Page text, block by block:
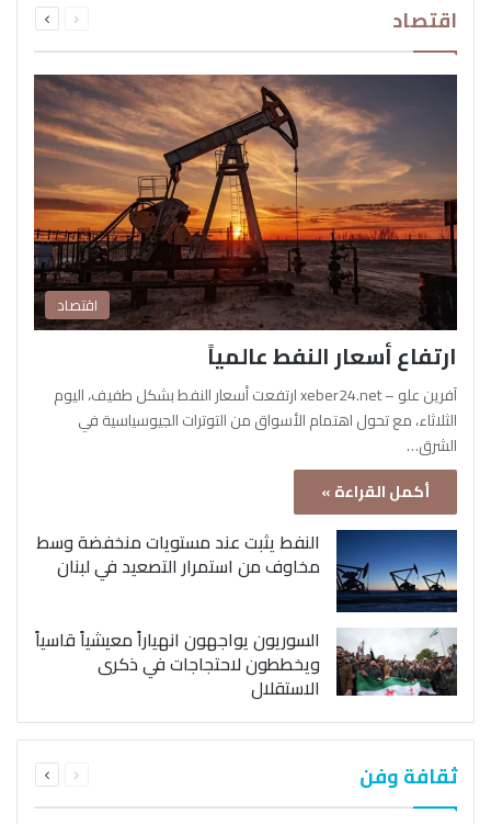
اقتصاد الصفحةالصفحة
اقتصاد
ارتفاع أسعار النفط عالمياً
آفرين علو – xeber24.net ارتفعت أسعار النفط بشكل طفيف، اليوم
الثلاثاء، مع تحول اهتمام الأسواق من التوترات الجيوسياسية في
الشرق…
أكمل القراءة »
النفط يثبت عند مستويات منخفضة وسط
مخاوف من استمرار التصعيد في لبنان
السوريون يواجهون انهياراً معيشياً قاسياً
ويخططون لاحتجاجات في ذكرى
الاستقلال
ثقافة وفن الصفحةالصفحة